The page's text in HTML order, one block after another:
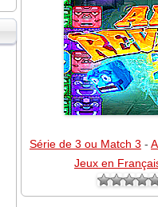
Série de 3 ou Match 3 -
Jeux en